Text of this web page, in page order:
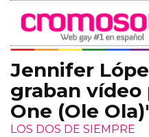
Jennifer
graban vídeo
One (Ole Ola)'
LOS DOS DE SIEMPRE